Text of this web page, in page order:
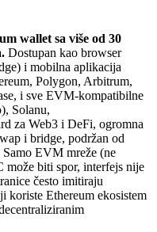
wallet sa više od 30
Dostupan kao browser
i mobilna aplikacija
Polygon, Arbitrum,
i sve EVM-kompatibilne
Solanu,
za Web3 i DeFi, ogromna
i bridge, podržan od
Samo EVM mreže (ne
može biti spor, interfejs nije
često imitiraju
koriste Ethereum ekosistem